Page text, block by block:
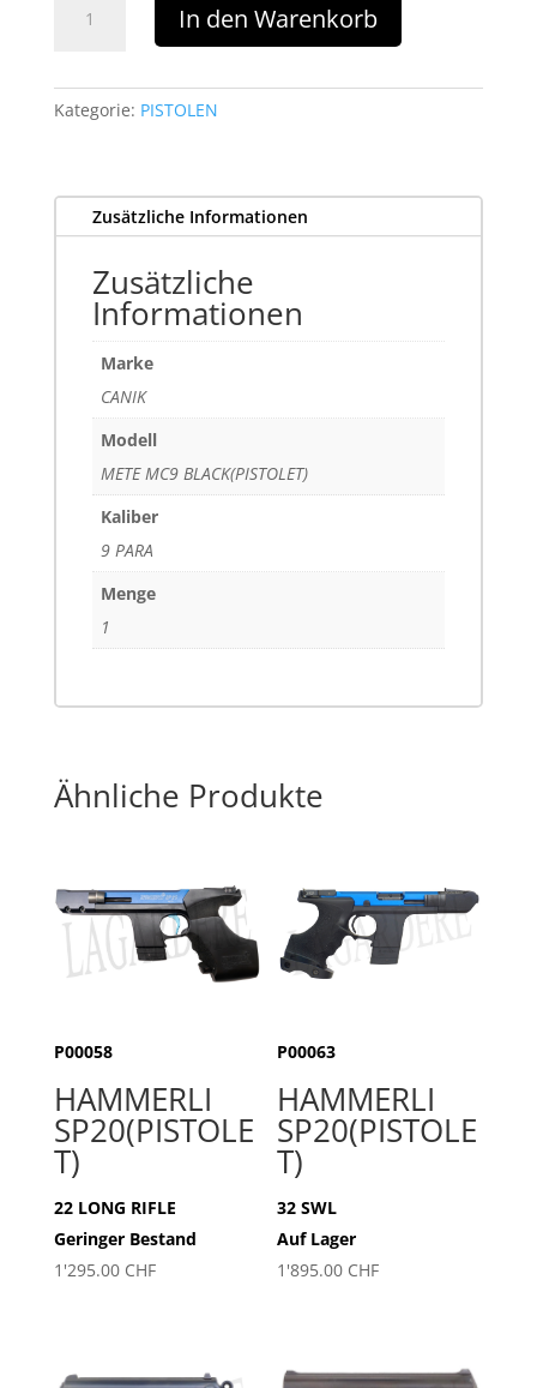
METE
Menge
In den Warenkorb
Kategorie: PISTOLEN
Zusätzliche Informationen
Zusätzliche
Informationen
Marke
CANIK
Modell
METE MC9 BLACK(PISTOLET)
Kaliber
9 PARA
Menge
1
Ähnliche Produkte
P00058
HAMMERLI
SP20(PISTOLE
T)
22 LONG RIFLE
Geringer Bestand
1'295.00 CHF
P00063
HAMMERLI
SP20(PISTOLE
T)
32 SWL
Auf Lager
1'895.00 CHF